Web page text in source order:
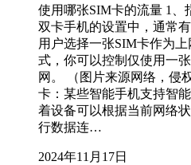
使用哪张SIM卡的流量 1、
双卡手机的设置中，通常
用户选择一张SIM卡作为
式，你可以控制仅使用一
网。 （图片来源网络，侵
卡：某些智能手机支持智
着设备可以根据当前网络
行数据连…
2024年11月17日